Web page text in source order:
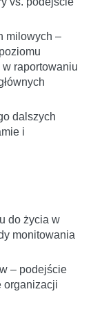
milowych –
raportowaniu
dalszych
i
do życia w
monitowania
– podejście
organizacji